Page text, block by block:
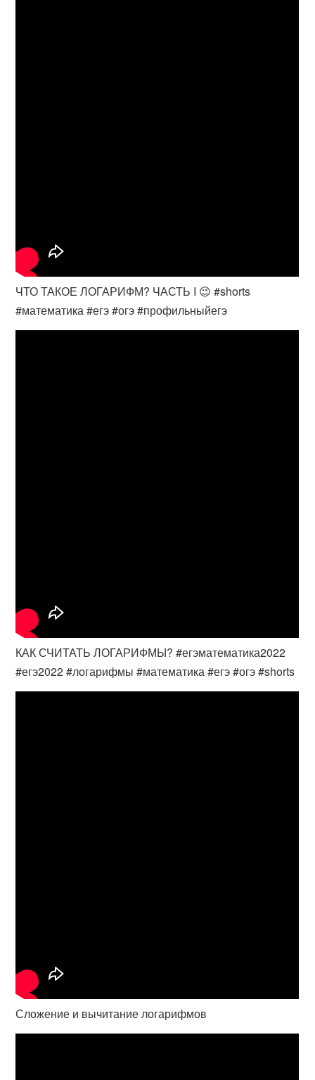
ЧТО ТАКОЕ ЛОГАРИФМ? ЧАСТЬ I 😉 #shorts
#математика #егэ #огэ #профильныйегэ
КАК СЧИТАТЬ ЛОГАРИФМЫ? #егэматематика2022
#егэ2022 #логарифмы #математика #егэ #огэ #shorts
Сложение и вычитание логарифмов